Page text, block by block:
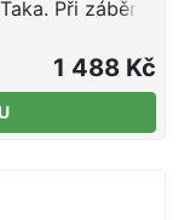
Při záběru
který
sdvěma
lze použít i
AA baterie
1 488 Kč